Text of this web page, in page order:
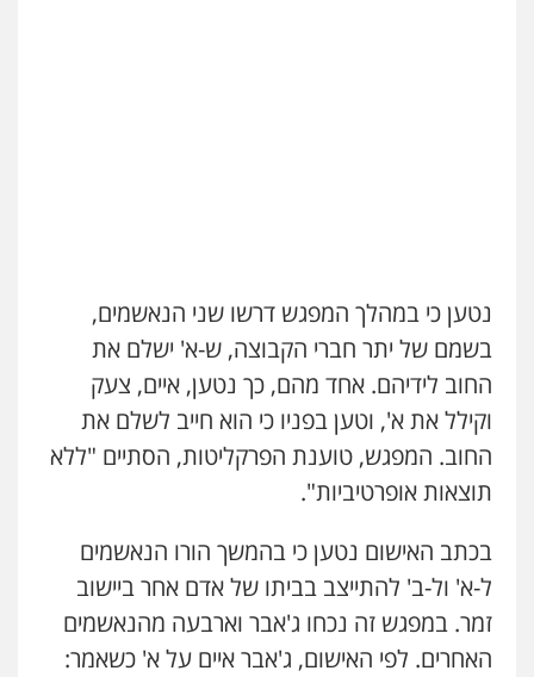
נטען כי במהלך המפגש דרשו שני הנאשמים,
בשמם של יתר חברי הקבוצה, ש-א' ישלם את
החוב לידיהם. אחד מהם, כך נטען, איים, צעק
וקילל את א', וטען בפניו כי הוא חייב לשלם את
החוב. המפגש, טוענת הפרקליטות, הסתיים "ללא
תוצאות אופרטיביות".
בכתב האישום נטען כי בהמשך הורו הנאשמים
ל-א' ול-ב' להתייצב בביתו של אדם אחר ביישוב
זמר. במפגש זה נכחו ג'אבר וארבעה מהנאשמים
האחרים. לפי האישום, ג'אבר איים על א' כשאמר: